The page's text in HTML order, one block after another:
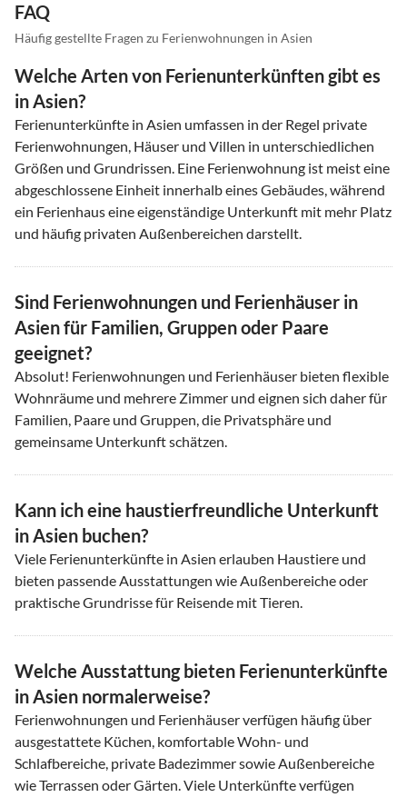
FAQ
Häufig gestellte Fragen zu Ferienwohnungen in Asien
Welche Arten von Ferienunterkünften gibt es
in Asien?
Ferienunterkünfte in Asien umfassen in der Regel private
Ferienwohnungen, Häuser und Villen in unterschiedlichen
Größen und Grundrissen. Eine Ferienwohnung ist meist eine
abgeschlossene Einheit innerhalb eines Gebäudes, während
ein Ferienhaus eine eigenständige Unterkunft mit mehr Platz
und häufig privaten Außenbereichen darstellt.
Sind Ferienwohnungen und Ferienhäuser in
Asien für Familien, Gruppen oder Paare
geeignet?
Absolut! Ferienwohnungen und Ferienhäuser bieten flexible
Wohnräume und mehrere Zimmer und eignen sich daher für
Familien, Paare und Gruppen, die Privatsphäre und
gemeinsame Unterkunft schätzen.
Kann ich eine haustierfreundliche Unterkunft
in Asien buchen?
Viele Ferienunterkünfte in Asien erlauben Haustiere und
bieten passende Ausstattungen wie Außenbereiche oder
praktische Grundrisse für Reisende mit Tieren.
Welche Ausstattung bieten Ferienunterkünfte
in Asien normalerweise?
Ferienwohnungen und Ferienhäuser verfügen häufig über
ausgestattete Küchen, komfortable Wohn- und
Schlafbereiche, private Badezimmer sowie Außenbereiche
wie Terrassen oder Gärten. Viele Unterkünfte verfügen